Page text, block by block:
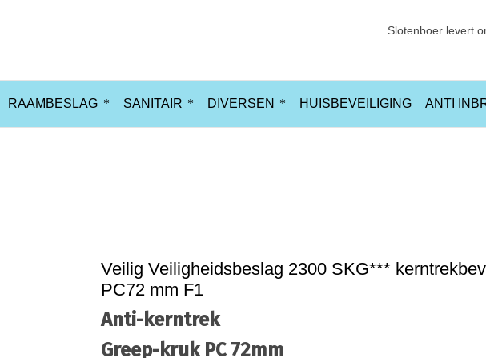
Slotenboer levert
RAAMBESLAG SANITAIR DIVERSEN HUISBEVEILIGING ANTI
Veilig Veiligheidsbeslag 2300 SKG***
PC72 mm F1
Anti-kerntrek
Greep-kruk PC 72mm